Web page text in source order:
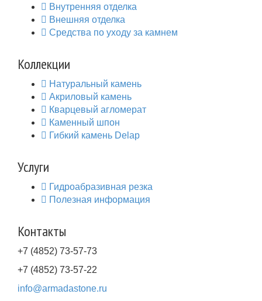
Внутренняя отделка
Внешняя отделка
Средства по уходу за камнем
Коллекции
Натуральный камень
Акриловый камень
Кварцевый агломерат
Каменный шпон
Гибкий камень Delap
Услуги
Гидроабразивная резка
Полезная информация
Контакты
+7 (4852) 73-57-73
+7 (4852) 73-57-22
info@armadastone.ru